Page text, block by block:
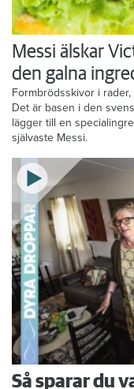
Messi älskar
den galna
Formbrödsskivor i
Det är basen i den
lägger till en
självaste Messi.
Så sparar du